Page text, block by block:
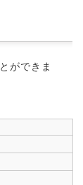
ができま